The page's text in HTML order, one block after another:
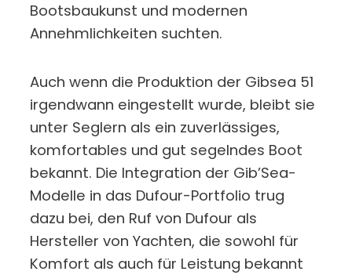
Bootsbaukunst und modernen
Annehmlichkeiten suchten.
Auch wenn die Produktion der Gibsea 51
irgendwann eingestellt wurde, bleibt sie
unter Seglern als ein zuverlässiges,
komfortables und gut segelndes Boot
bekannt. Die Integration der Gib’Sea-
Modelle in das Dufour-Portfolio trug
dazu bei, den Ruf von Dufour als
Hersteller von Yachten, die sowohl für
Komfort als auch für Leistung bekannt